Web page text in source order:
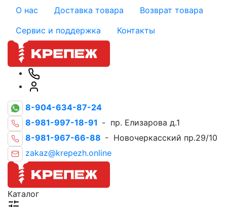
О нас Доставка товара
Возврат товара
Сервис и поддержка
Контакты
8-904-634-87-24
8-981-997-18-91 - пр. Елизарова д.1
8-981-967-66-88 - Новочеркасский пр.29/10
zakaz@krepezh.online
Каталог